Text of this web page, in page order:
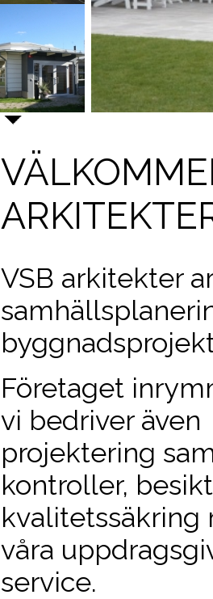
VSB arkitekter
Företaget
vi bedriver
projektering
kontroller,
kvalitetssäkring
våra
service.